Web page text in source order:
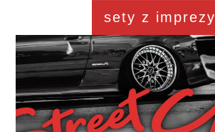
sety z imprezy